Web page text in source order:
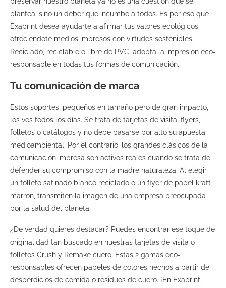
plantea, sino un deber que incumbe a todos. Es por eso que
Exaprint desea ayudarte a afirmar tus valores ecológicos
ofreciéndote medios impresos con virtudes sostenibles.
Reciclado, reciclable o libre de PVC, adopta la impresión eco-
responsable en todas tus formas de comunicación.
Tu comunicación de marca
Estos soportes, pequeños en tamaño pero de gran impacto,
los ves todos los días. Se trata de tarjetas de visita, flyers,
folletos o catálogos y no debe pasarse por alto su apuesta
medioambiental. Por el contrario, los grandes clásicos de la
comunicación impresa son activos reales cuando se trata de
defender su compromiso con la madre naturaleza. Al elegir
un folleto satinado blanco reciclado o un flyer de papel kraft
marrón, transmiten la imagen de una empresa preocupada
por la salud del planeta.
¿De verdad quieres destacar? Puedes encontrar ese toque de
originalidad tan buscado en nuestras tarjetas de visita o
folletos Crush y Remake cuero. Estas 2 gamas eco-
responsables ofrecen papeles de colores hechos a partir de
desperdicios de comida o residuos de cuero. ¡En Exaprint,